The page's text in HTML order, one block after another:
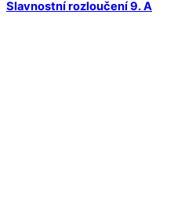
Slavnostní rozloučení 9. A